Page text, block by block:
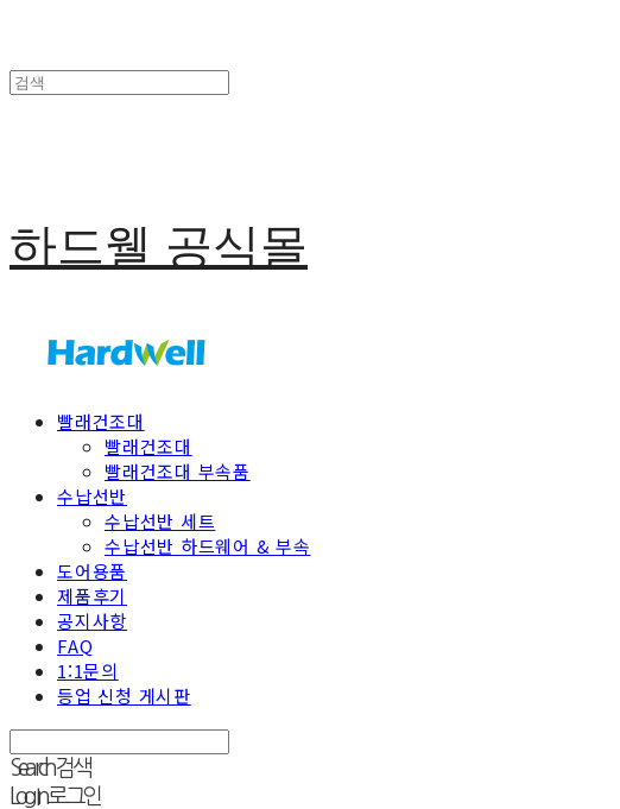
하드웰 공식몰
빨래건조대
빨래건조대
빨래건조대 부속품
수납선반
수납선반 세트
수납선반 하드웨어 & 부속
도어용품
제품후기
공지사항
FAQ
1:1문의
등업 신청 게시판
Search검색
Log In로그인